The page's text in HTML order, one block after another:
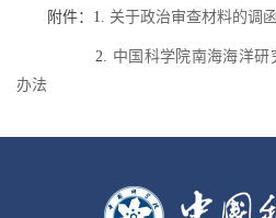
附件： 1. 关于政治审查材料的调函
2. 中国科学院南海海洋
办法